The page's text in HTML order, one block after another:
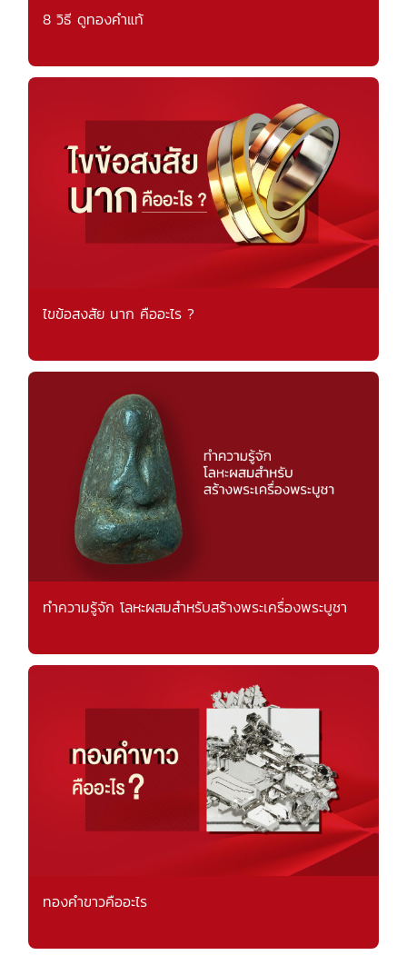
8 วิธี ดูทองคำแท้
ไขข้อสงสัย นาก คืออะไร ?
ทำความรู้จัก โลหะผสมสำหรับสร้างพระเครื่องพระบูชา
ทองคำขาวคืออะไร